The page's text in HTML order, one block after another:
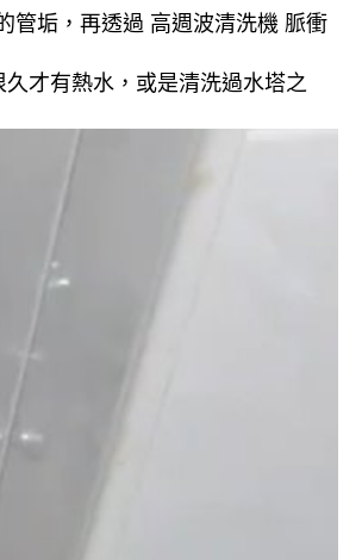
管垢，再透過 高週波清洗機 脈衝
才有熱水，或是清洗過水塔之